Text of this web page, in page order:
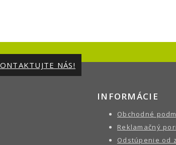
NÁS!
INFORMÁCIE
Obchodné
Reklamačný
Odstúpenie od